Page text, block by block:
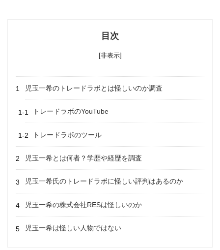
目次
[非表示]
児玉一希のトレードラボとは怪しいのか調査
トレードラボのYouTube
トレードラボのツール
児玉一希とは何者？学歴や経歴を調査
児玉一希氏のトレードラボに怪しい評判はあるのか
児玉一希の株式会社RESは怪しいのか
児玉一希は怪しい人物ではない